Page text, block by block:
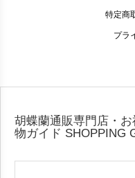
特定商
プラ
胡蝶蘭通販専門店・
物ガイド SHOPPING